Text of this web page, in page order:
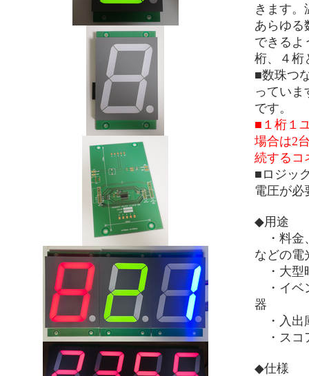
きます。
あらゆる
できるよ
桁、４桁
■数珠つ
っていま
です。
■１桁１
場合は2
続するコ
■ロジッ
電圧が必
◆用途
・料金
などの電
・大型
・イベ
器
・入出
・スコ
◆仕様